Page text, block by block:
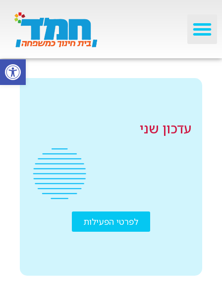
פתח
עדכון שני
לפרטי הפעילות